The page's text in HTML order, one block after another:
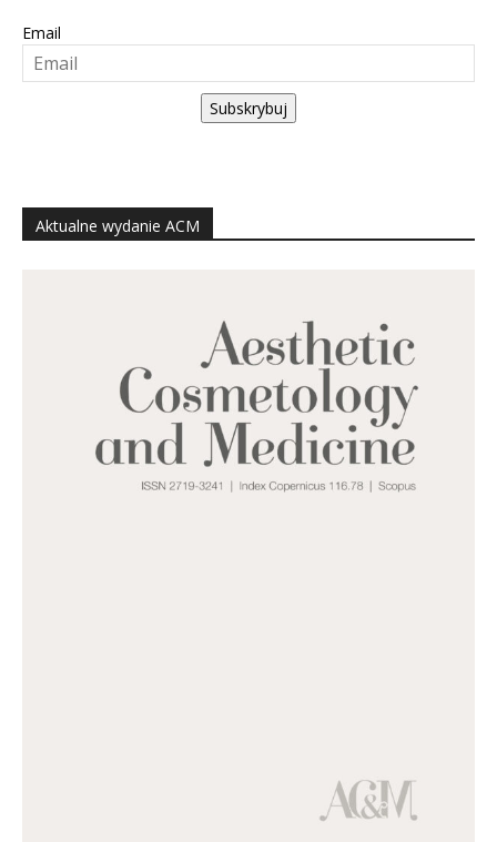
Email
Subskrybuj
Aktualne wydanie ACM